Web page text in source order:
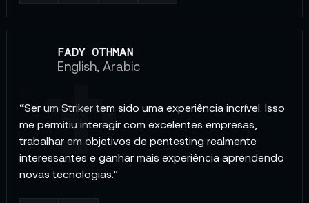
FADY OTHMAN
English, Arabic
“Ser um Striker tem sido uma experiência incrível. Isso
me permitiu interagir com excelentes empresas,
trabalhar em objetivos de pentesting realmente
interessantes e ganhar mais experiência aprendendo
novas tecnologias.”